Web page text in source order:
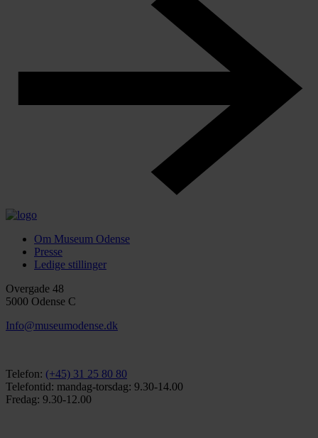
Om Museum Odense
Presse
Ledige stillinger
Overgade 48
5000 Odense C
Info@museumodense.dk
Telefon: (+45) 31 25 80 80
Telefontid: mandag-torsdag: 9.30-14.00
Fredag: 9.30-12.00